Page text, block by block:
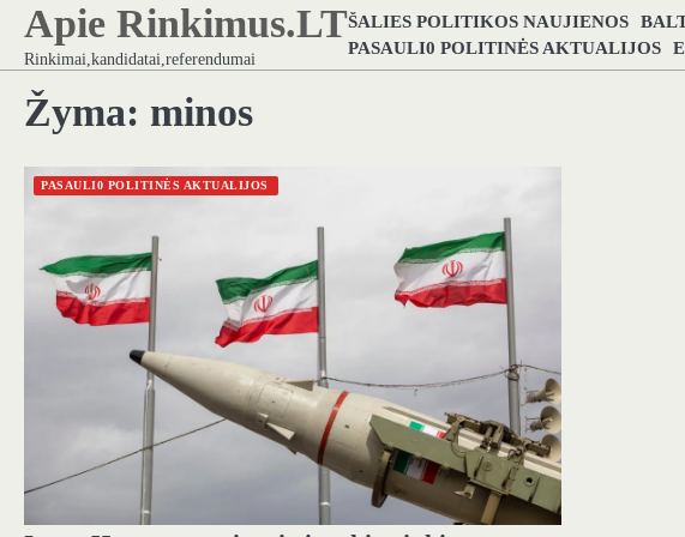
Skip
content
Apie Rinkimus.LT
Rinkimai,kandidatai,referendumai
ŠALIES POLITIKOS NAUJIENOS
PASAULI0 POLITINĖS AKTUALIJOS
Žyma: minos
PASAULI0 POLITINĖS AKTUALIJOS